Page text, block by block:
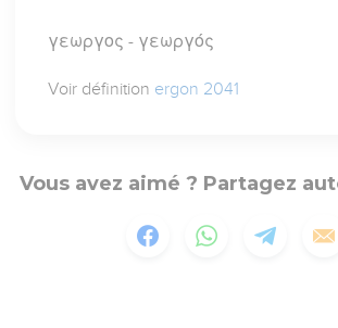
γεωργος - γεωργός
Voir définition ergon 2041
Vous avez aimé ? Partagez